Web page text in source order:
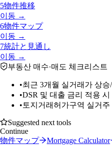
5物件推移
이동 →
6物件マップ
이동 →
7統計と見通し
이동 →
부동산 매수·매도 체크리스트
•최근 3개월 실거래가 상
•DSR 및 대출 금리 적용
• 토지거래허가구역 실거
Suggested next tools
Continue
物件マップ
Mortgage Calculator